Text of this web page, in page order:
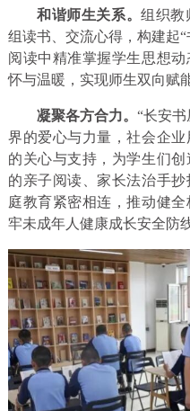
和谐师生关系。组织教
组读书、交流心得，构建起
阅读中精准掌握学生思想
怀与温暖，实现师生双向赋
凝聚各方合力。 “长安
界的爱心与力量，社会企
的关心与支持，为学生们
的亲子阅读、家长法治手
庭教育紧密相连，推动健
牢未成年人健康成长安全防线